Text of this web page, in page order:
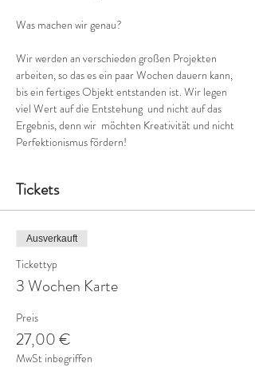
Wir werden an verschieden großen Projekten
arbeiten, so das es ein paar Wochen dauern kann,
bis ein fertiges Objekt entstanden ist. Wir legen
viel Wert auf die Entstehung  und nicht auf das
Ergebnis, denn wir  möchten Kreativität und nicht
Perfektionismus fördern!
Tickets
Ausverkauft
Tickettyp
3 Wochen Karte
Preis
27,00 €
MwSt inbegriffen